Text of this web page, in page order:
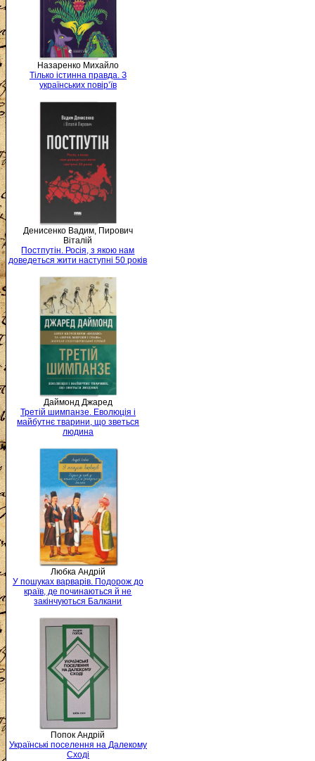
Назаренко Михайло
Тілько істинна правда. З
українських повір’їв
Денисенко Вадим, Пирович
Віталій
Постпутін. Росія, з якою нам
доведеться жити наступні 50 років
Даймонд Джаред
Третій шимпанзе. Еволюція і
майбутнє тварини, що зветься
людина
Любка Андрій
У пошуках варварів. Подорож до
країв, де починаються й не
закінчуються Балкани
Попок Андрій
Українські поселення на Далекому
Сході